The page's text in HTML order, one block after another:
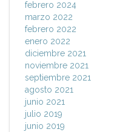
febrero 2024
marzo 2022
febrero 2022
enero 2022
diciembre 2021
noviembre 2021
septiembre 2021
agosto 2021
junio 2021
julio 2019
junio 2019